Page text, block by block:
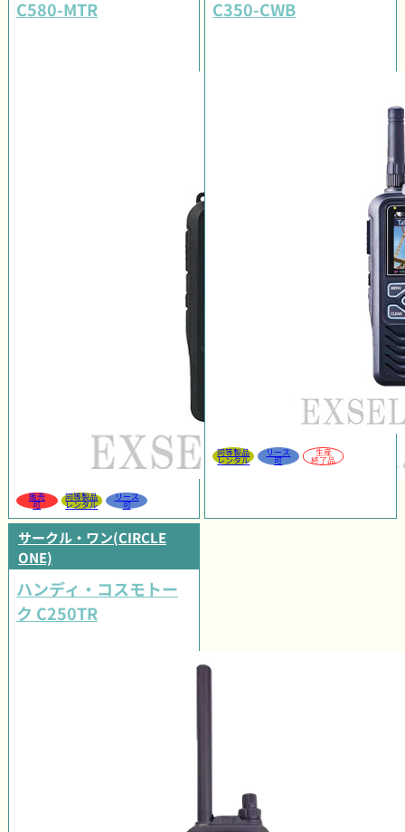
C580-MTR
販売
可
同等製品
レンタル
リース
可
C350-CWB
同等製品
レンタル
リース
可
生産
終了品
サークル・ワン(CIRCLE
ONE)
ハンディ・コスモトー
ク C250TR